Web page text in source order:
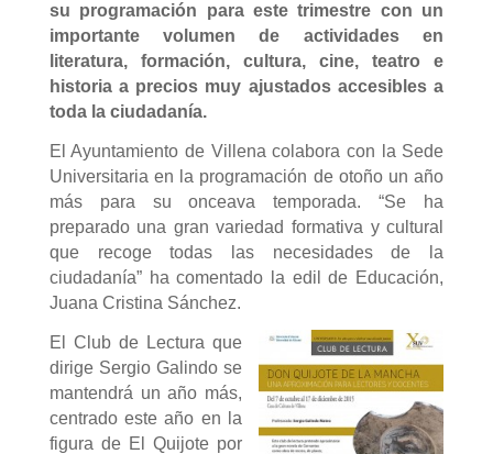
su programación para este trimestre con un
importante volumen de actividades en
literatura, formación, cultura, cine, teatro e
historia a precios muy ajustados accesibles a
toda la ciudadanía.
El Ayuntamiento de Villena colabora con la Sede
Universitaria en la programación de otoño un año
más para su onceava temporada. “Se ha
preparado una gran variedad formativa y cultural
que recoge todas las necesidades de la
ciudadanía” ha comentado la edil de Educación,
Juana Cristina Sánchez.
El Club de Lectura que
dirige Sergio Galindo se
mantendrá un año más,
centrado este año en la
figura de El Quijote por